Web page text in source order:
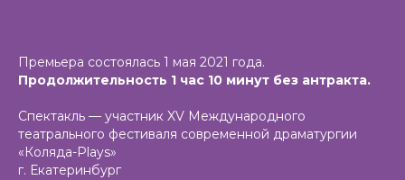
Премьера состоялась 1 мая 2021 года.
Продолжительность 1 час 10 минут без антракта.
Спектакль — участник XV Международного
театрального фестиваля современной драматургии
«Коляда-Plays»
г. Екатеринбург